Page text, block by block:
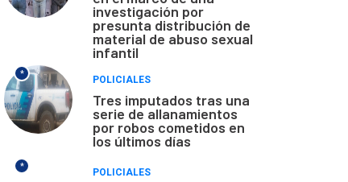
investigación por
presunta distribución de
material de abuso sexual
infantil
*
POLICIALES
Tres imputados tras una
serie de allanamientos
por robos cometidos en
los últimos días
*
POLICIALES